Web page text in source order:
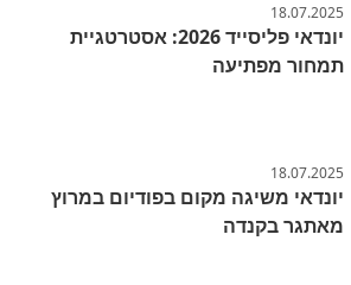
18.07.2025
יונדאי פליסייד 2026: אסטרטגיית
תמחור מפתיעה
18.07.2025
יונדאי משיגה מקום בפודיום במרוץ
מאתגר בקנדה